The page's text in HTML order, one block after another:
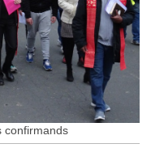
confirmands